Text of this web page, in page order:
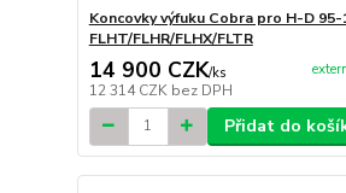
Koncovky výfuku Cobra pro H-D 95-
FLHT/FLHR/FLHX/FLTR
14 900 CZK/ks
12 314 CZK bez DPH
Přidat do